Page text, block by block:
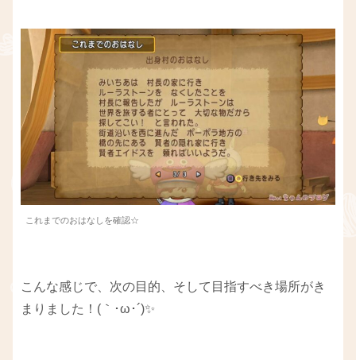
これまでのおはなしを確認☆
こんな感じで、次の目的、そして目指すべき場所がき
まりました！(｀･ω･´)✨